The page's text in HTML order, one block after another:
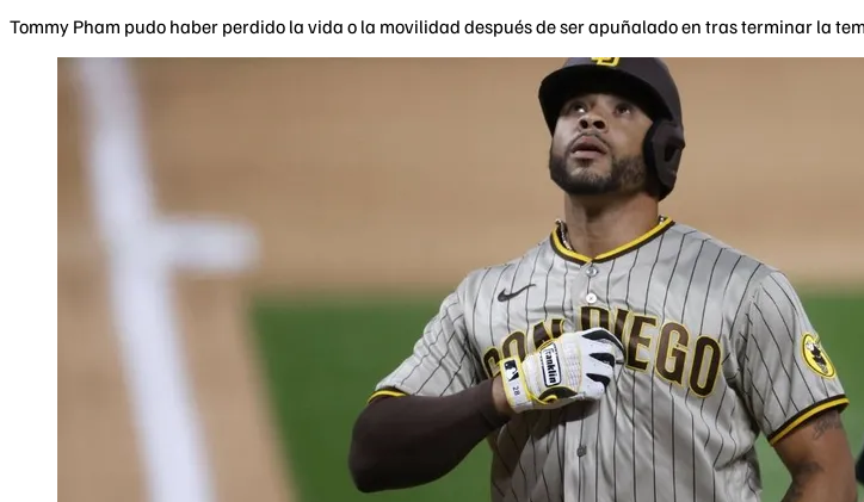
Tommy Pham pudo haber perdido la vida o la movilidad después de ser apuñalado en tras terminar la